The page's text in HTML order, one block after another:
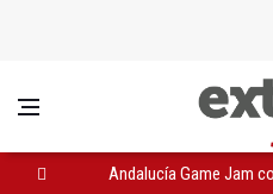
Andalucía Game Jam